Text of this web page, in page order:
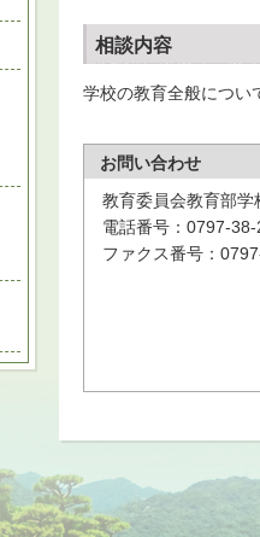
相談内容
学校の教育全般につい
お問い合わせ
教育委員会教育部
電話番号：0797-38-
ファクス番号：